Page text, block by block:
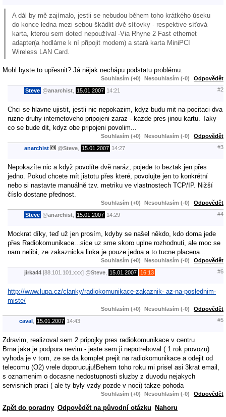
A dál by mě zajímalo, jestli se nebudou během toho krátkého úseku
do konce ledna mezi sebou škádlit dvě síťovky - respektive síťová
karta, kterou sem doteď nepoužíval -Via Rhyne 2 Fast ethernet
adapter(a hodláme k ní připojit modem) a stará karta MiniPCI
Wireless LAN Card.
Mohl byste to upřesnit? Já nějak nechápu podstatu problému.
Souhlasím (+0) Nesouhlasím (-0) Odpovědět
Steve @anarchist 15.01.2007 14:21 #2
Chci se hlavne ujistit, jestli nic nepokazim, kdyz budu mit na pocitaci dva
ruzne druhy internetoveho pripojeni zaraz - kazde pres jinou kartu. Taky
co se bude dit, kdyz obe pripojeni povolim...
Souhlasím (+0) Nesouhlasím (-0) Odpovědět
anarchist @Steve 15.01.2007 14:27 #3
Nepokazíte nic a když povolíte dvě naráz, pojede to beztak jen přes
jedno. Pokud chcete mít jistotu přes které, povolujte jen to konkrétní
nebo si nastavte manuálně tzv. metriku ve vlastnostech TCP/IP. Nižší
číslo dostane přednost.
Souhlasím (+0) Nesouhlasím (-0) Odpovědět
Steve @anarchist 15.01.2007 14:29 #4
Mockrat díky, teď už jen prosím, kdyby se našel někdo, kdo doma jede
přes Radiokomunikace...sice uz sme skoro uplne rozhodnuti, ale moc se
nam nelibi, ze zakaznicka linka je pouze jedna a to tucne placena...
Souhlasím (+0) Nesouhlasím (-0) Odpovědět
jirka44 [88.101.101.xxx] @Steve 15.01.2007 16:13 #6
http://www.lupa.cz/clanky/radiokomunikace-zakaznik- az-na-poslednim-
miste/
Souhlasím (+0) Nesouhlasím (-0) Odpovědět
caval 15.01.2007 14:43 #5
Zdravim, realizoval sem 2 pripojky pres radiokomunikace v centru
Brna.jaka je podpora nevim - jeste sem ji nepotreboval ( 1 rok provozu)
vyhoda je v tom, ze se da komplet prejit na radiokomunikace a odejit od
telecomu (O2) vrele doporucuju!Behem toho roku mi prisel asi 3krat email,
s oznamenim o docasne nedostupnosti sluzby z duvodu nejakych
servisnich praci ( ale ty byly vzdy pozde v noci) takze pohoda
Souhlasím (+0) Nesouhlasím (-0) Odpovědět
Zpět do poradny Odpovědět na původní otázku Nahoru